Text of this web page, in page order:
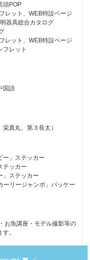
頭POP
ット、WEB特設ページ
器具総合カタログ
ット、WEB特設ページ
フレット
国語
真丸、第３長太）
ー」ステッカー
テッカー
」ステッカー
ーリージャンボ」パッケー
お魚講座・モデル撮影等の
。